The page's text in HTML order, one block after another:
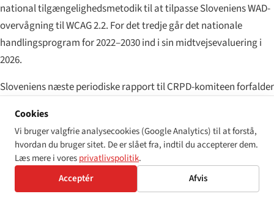
national tilgængelighedsmetodik til at tilpasse Sloveniens WAD-
overvågning til WCAG 2.2. For det tredje går det nationale
handlingsprogram for 2022–2030 ind i sin midtvejsevaluering i
2026.
Sloveniens næste periodiske rapport til CRPD-komiteen forfalder
ZDPS vil fremstå fremtrædende i den næste runde af afsluttende
bemærkninger.
DEN PRAKTISKE COMPLIANCE-TJEKLISTE FOR 2026
Cookies
Vi bruger valgfrie analysecookies (Google Analytics) til at forstå,
hvordan du bruger sitet. De er slået fra, indtil du accepterer dem.
Læs mere i voresprivatlivspolitik.
Acceptér
Afvis